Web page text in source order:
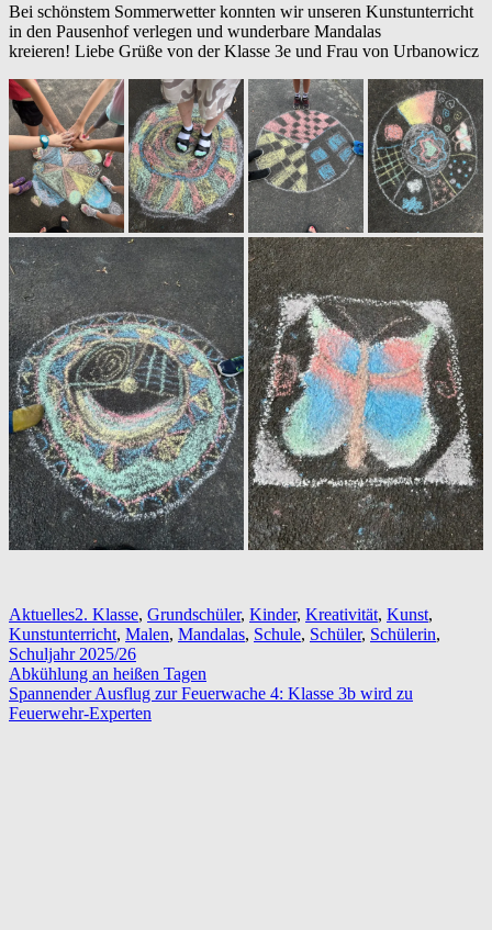
Bei schönstem Sommerwetter konnten wir unseren Kunstunterricht
in den Pausenhof verlegen und wunderbare Mandalas
kreieren! Liebe Grüße von der Klasse 3e und Frau von Urbanowicz
Aktuelles2. Klasse, Grundschüler, Kinder, Kreativität, Kunst,
Kunstunterricht, Malen, Mandalas, Schule, Schüler, Schülerin,
Schuljahr 2025/26
Beitragsnavigation
Abkühlung an heißen Tagen
Spannender Ausflug zur Feuerwache 4: Klasse 3b wird zu
Feuerwehr-Experten